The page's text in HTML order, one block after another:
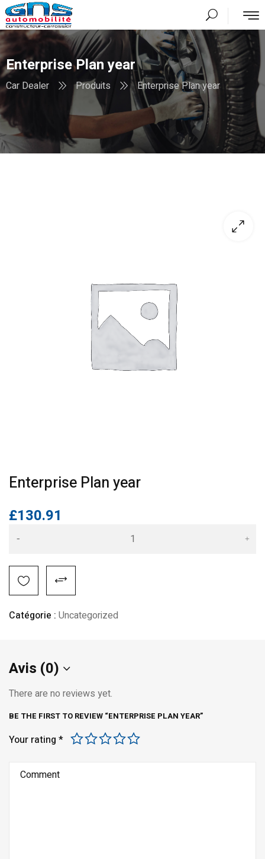
Enterprise Plan year
Car Dealer Produits Enterprise Plan year
Enterprise Plan year
£130.91
Catégorie : Uncategorized
Avis (0)
There are no reviews yet.
BE THE FIRST TO REVIEW “ENTERPRISE PLAN YEAR”
Your rating *